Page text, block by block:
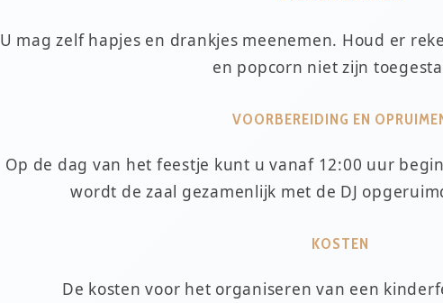
U mag zelf hapjes en drankjes meenemen. Houd er
en popcorn niet zijn
VOORBEREIDING EN
Op de dag van het feestje kunt u vanaf 12:00 uur
wordt de zaal gezamenlijk met de DJ
KOSTEN
De kosten voor het organiseren van een